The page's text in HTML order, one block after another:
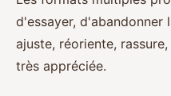
d'essayer, d'abandonner
ajuste, réoriente,
très appréciée.